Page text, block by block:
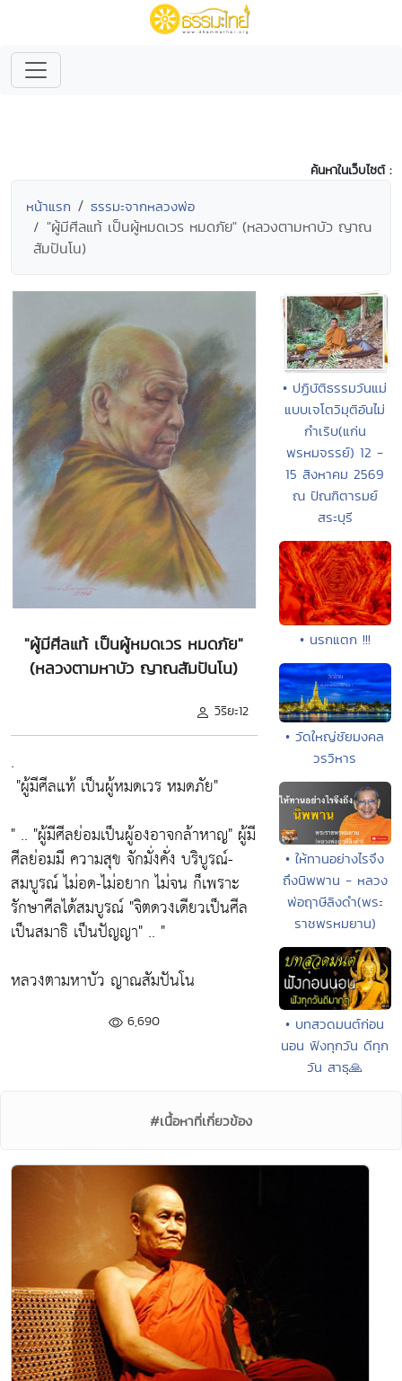
ค้นหาในเว็บไซต์ :
หน้าแรก ธรรมะจากหลวงพ่อ
"ผู้มีศีลแท้ เป็นผู้หมดเวร หมดภัย" (หลวงตามหาบัว ญาณ
สัมปันโน)
"ผู้มีศีลแท้ เป็นผู้หมดเวร หมดภัย"
(หลวงตามหาบัว ญาณสัมปันโน)
วิริยะ12
.
"ผู้มีศีลแท้ เป็นผู้หมดเวร หมดภัย"
" .. "ผู้มีศีลย่อมเป็นผู้องอาจกล้าหาญ" ผู้มี
ศีลย่อมมี ความสุข จักมั่งคั่ง บริบูรณ์-
สมบูรณ์ ไม่อด-ไม่อยาก ไม่จน ก็เพราะ
รักษาศีลได้สมบูรณ์ "จิตดวงเดียวเป็นศีล
เป็นสมาธิ เป็นปัญญา" .. "
หลวงตามหาบัว ญาณสัมปันโน
6,690
• ปฏิบัติธรรมวันแม่
แบบเจโตวิมุติอันไม่
กำเริบ(แก่น
พรหมจรรย์) 12 -
15 สิงหาคม 2569
ณ ปัณฑิตารมย์
สระบุรี
• นรกแตก !!!
• วัดใหญ่ชัยมงคล
วรวิหาร
• ให้ทานอย่างไรจึง
ถึงนิพพาน - หลวง
พ่อฤาษีลิงดำ(พระ
ราชพรหมยาน)
• บทสวดมนต์ก่อน
นอน ฟังทุกวัน ดีทุก
วัน สาธุ🙏
#เนื้อหาที่เกี่ยวข้อง